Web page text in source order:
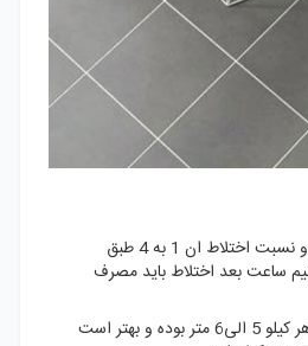
*این محصول دو جزیی و نسبت اختلاط ان 1 به 4 طبق
ساعت بعد اختلاط باید مصرف
*میزان پوشش به ازائ هر کیلو 5 الی6 متر بوده و بهتر است